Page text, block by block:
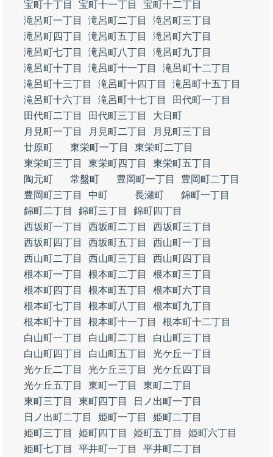
宝町十丁目 宝町十一丁目
宝町十二丁目
滝呂町一丁目
滝呂町二丁目
滝呂町三丁目
滝呂町四丁目
滝呂町五丁目
滝呂町六丁目
滝呂町七丁目
滝呂町八丁目
滝呂町九丁目
滝呂町十丁目
滝呂町十一丁目
滝呂町十二丁目
滝呂町十三丁目
滝呂町十四丁目
滝呂町十五丁目
滝呂町十六丁目
滝呂町十七丁目
田代町一丁目
田代町二丁目
田代町三丁目
大日町
月見町一丁目
月見町二丁目
月見町三丁目
廿原町
東栄町一丁目
東栄町二丁目
東栄町三丁目
東栄町四丁目
東栄町五丁目
陶元町
常盤町 豊岡町一丁目
豊岡町二丁目
豊岡町三丁目
中町 長瀬町
錦町一丁目
錦町二丁目
錦町三丁目
錦町四丁目
西坂町一丁目
西坂町二丁目
西坂町三丁目
西坂町四丁目
西坂町五丁目
西山町一丁目
西山町二丁目
西山町三丁目
西山町四丁目
根本町一丁目
根本町二丁目
根本町三丁目
根本町四丁目
根本町五丁目
根本町六丁目
根本町七丁目
根本町八丁目
根本町九丁目
根本町十丁目
根本町十一丁目
根本町十二丁目
白山町一丁目
白山町二丁目
白山町三丁目
白山町四丁目
白山町五丁目
光ケ丘一丁目
光ケ丘二丁目
光ケ丘三丁目
光ケ丘四丁目
光ケ丘五丁目
東町一丁目
東町二丁目
東町三丁目
東町四丁目
日ノ出町一丁目
日ノ出町二丁目
姫町一丁目
姫町二丁目
姫町三丁目
姫町四丁目 姫町五丁目
姫町六丁目
姫町七丁目
平井町一丁目
平井町二丁目